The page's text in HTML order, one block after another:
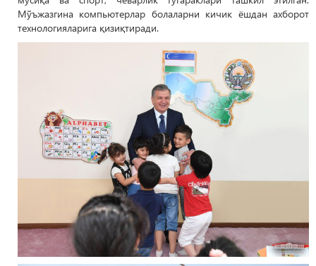
Мўъжазгина компьютерлар болаларни кичик ёшдан ахборот
технологияларига қизиқтиради.